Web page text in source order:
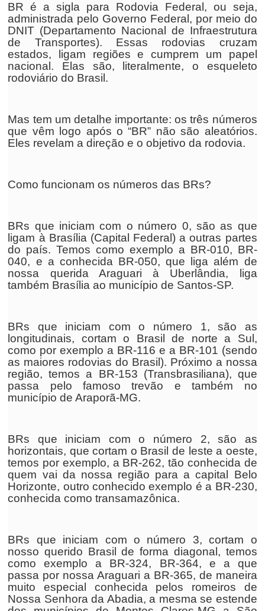
BR é a sigla para Rodovia Federal, ou seja,
administrada pelo Governo Federal, por meio do
DNIT (Departamento Nacional de Infraestrutura
de Transportes). Essas rodovias cruzam
estados, ligam regiões e cumprem um papel
nacional. Elas são, literalmente, o esqueleto
rodoviário do Brasil.
Mas tem um detalhe importante: os três números
que vêm logo após o “BR” não são aleatórios.
Eles revelam a direção e o objetivo da rodovia.
Como funcionam os números das BRs?
BRs que iniciam com o número 0, são as que
ligam à Brasília (Capital Federal) a outras partes
do país. Temos como exemplo a BR-010, BR-
040, e a conhecida BR-050, que liga além de
nossa querida Araguari à Uberlândia, liga
também Brasília ao município de Santos-SP.
BRs que iniciam com o número 1, são as
longitudinais, cortam o Brasil de norte a Sul,
como por exemplo a BR-116 e a BR-101 (sendo
as maiores rodovias do Brasil). Próximo a nossa
região, temos a BR-153 (Transbrasiliana), que
passa pelo famoso trevão e também no
município de Araporã-MG.
BRs que iniciam com o número 2, são as
horizontais, que cortam o Brasil de leste a oeste,
temos por exemplo, a BR-262, tão conhecida de
quem vai da nossa região para a capital Belo
Horizonte, outro conhecido exemplo é a BR-230,
conhecida como transamazônica.
BRs que iniciam com o número 3, cortam o
nosso querido Brasil de forma diagonal, temos
como exemplo a BR-324, BR-364, e a que
passa por nossa Araguari a BR-365, de maneira
muito especial conhecida pelos romeiros de
Nossa Senhora da Abadia, a mesma se estende